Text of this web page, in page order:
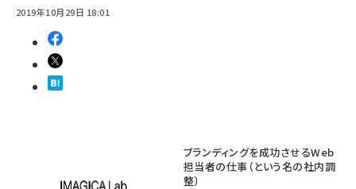
2019年10月29日 18:01
ブランディングを成功させるWeb
担当者の仕事（という名の社内調
整）